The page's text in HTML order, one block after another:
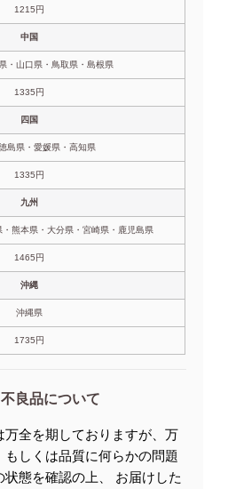
1215円
中国
・山口県・鳥取県・島根県
1335円
四国
島県・愛媛県・高知県
1335円
九州
熊本県・大分県・宮崎県・鹿児島県
1465円
沖縄
沖縄県
1735円
良品について
全を期しておりますが、万
しくは品質に何らかの問題
態を確認の上、 お届けした